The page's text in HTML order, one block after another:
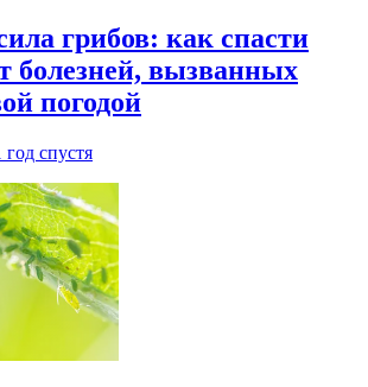
грибов: как спасти
болезней, вызванных
погодой
год спустя